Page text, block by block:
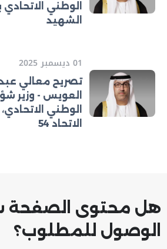
الوطني
الشهيد
01 ديسمبر 2025
تصريح معالي
العويس - وزير
الوطني
الاتحاد 54
هل محتوى الصفحة
الوصول للمطلوب؟